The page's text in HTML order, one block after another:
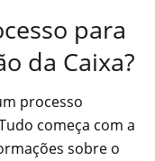
para
da Caixa?
processo
começa com a
sobre o